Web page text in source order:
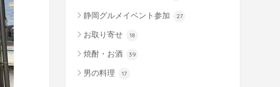
静岡グルメイベント参加 27
お取り寄せ 18
焼酎・お酒 39
男の料理 17